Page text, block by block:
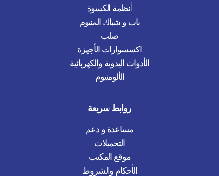
أنظمة الكسوة
باب و شباك المنيوم
صلب
اكسسوارات الأجهزة
الأدوات اليدوية والكهربائية
الألومنيوم
روابط سريعة
مساعدة و دعم
التحميلات
موقع المكتب
الأحكام والشروط